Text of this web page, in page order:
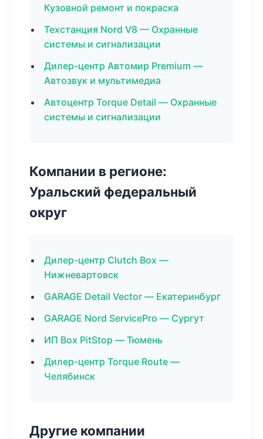
Кузовной ремонт и покраска
Техстанция Nord V8 — Охранные
системы и сигнализации
Дилер-центр Автомир Premium —
Автозвук и мультимедиа
Автоцентр Torque Detail — Охранные
системы и сигнализации
Компании в регионе:
Уральский федеральный
округ
Дилер-центр Clutch Box —
Нижневартовск
GARAGE Detail Vector — Екатеринбург
GARAGE Nord ServicePro — Сургут
ИП Box PitStop — Тюмень
Дилер-центр Torque Route —
Челябинск
Другие компании